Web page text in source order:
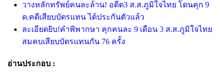
วางหลักทรัพย์คนละล้าน! อดีต3 ส.ส.ภูมิใจไทย โดนคุก 9
ด.คดีเสียบบัตรแทน ได้ประกันตัวแล้ว
ละเอียดยิบ!คำพิพากษา คุกคนละ 9 เดือน 3 ส.ส.ภูมิใจไทย
สมคบเสียบบัตรแทนกัน 76 ครั้ง
อ่านประกอบ :